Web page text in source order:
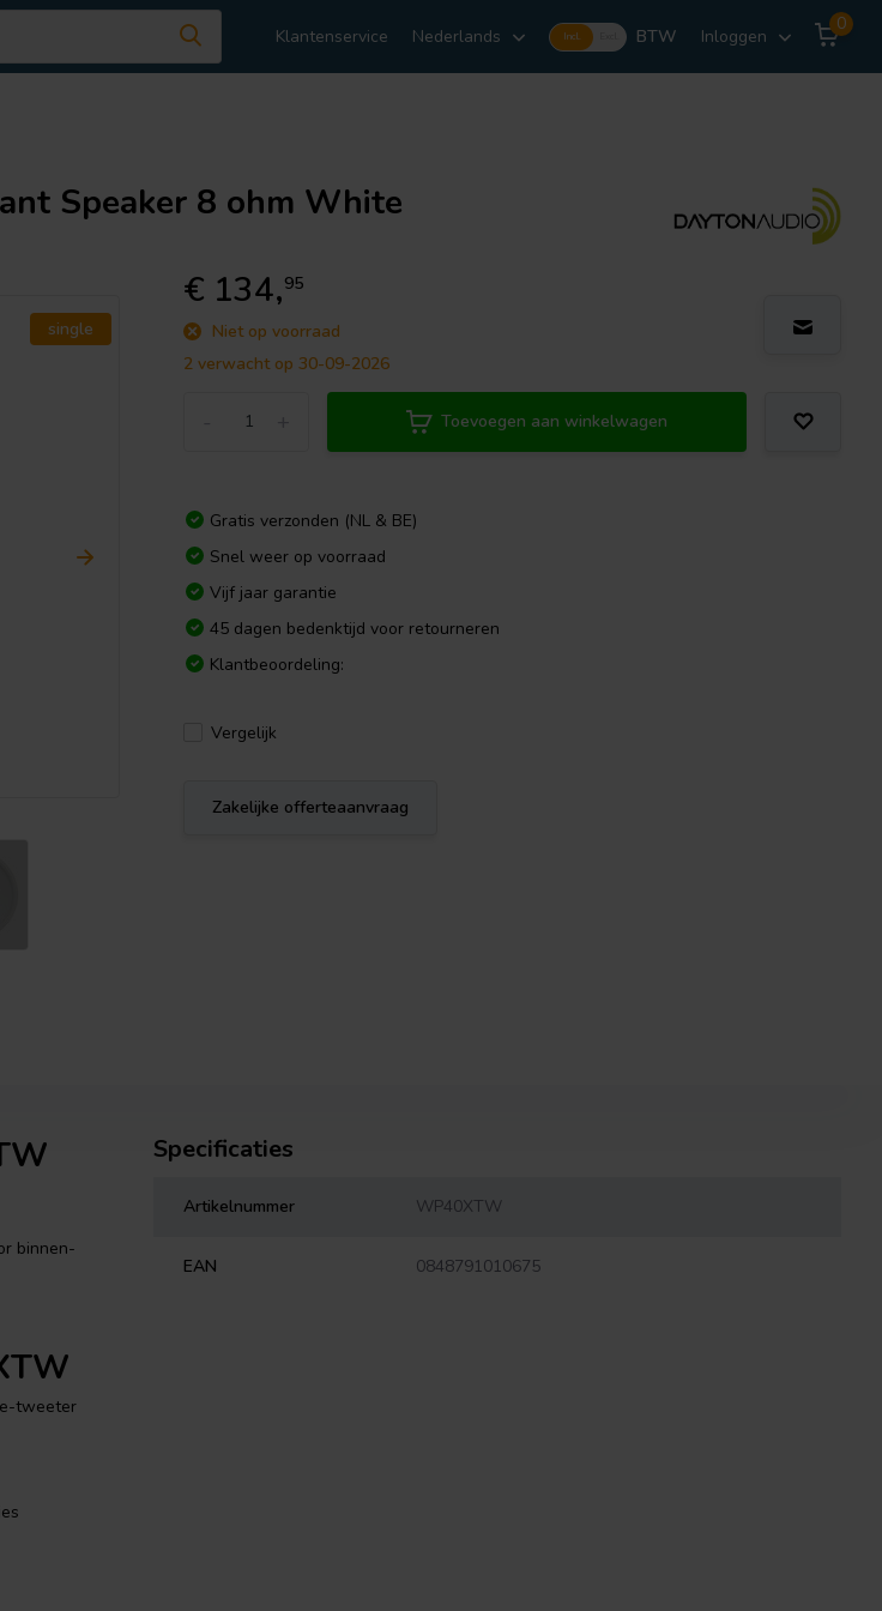
Klantenservice Nederlands Incl. BTW Inloggen
0
Speaker 8 ohm White
single
€ 134,95
Niet op voorraad
2 verwacht op 30-09-2026
Toevoegen aan winkelwagen
Gratis verzonden (NL & BE)
Snel weer op voorraad
Vijf jaar garantie
45 dagen bedenktijd voor retourneren
Klantbeoordeling:
Vergelijk
Zakelijke offerteaanvraag
binnen-
tweeter
Specificaties
Artikelnummer WP40XTW
EAN 0848791010675